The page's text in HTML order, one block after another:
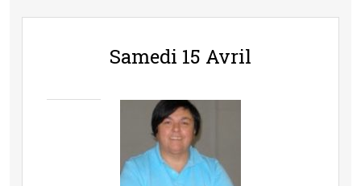
Samedi 15 Avril